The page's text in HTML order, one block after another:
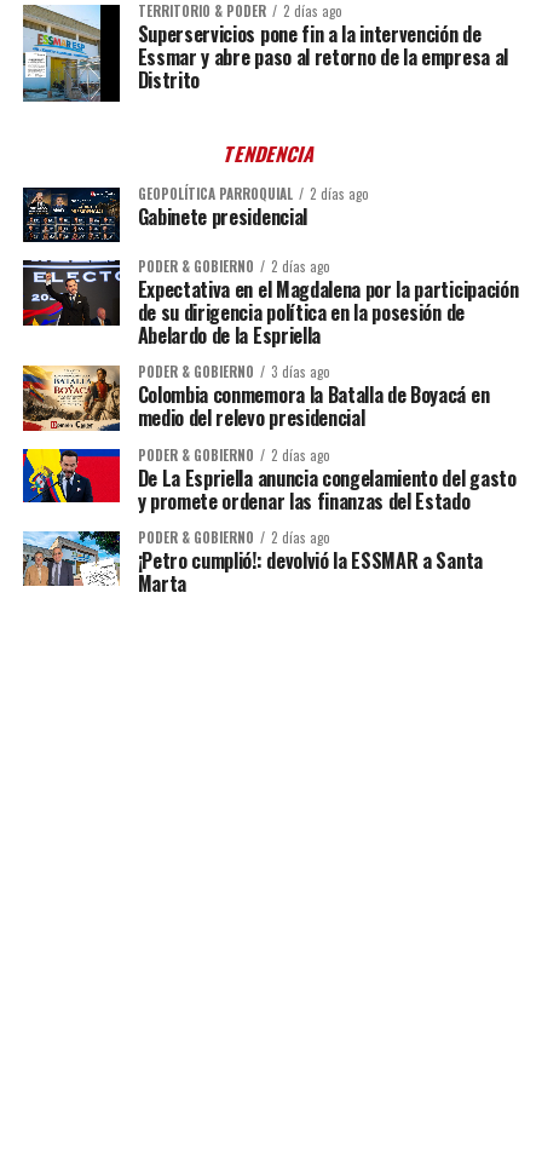
TERRITORIO & PODER 2 días ago
Superservicios pone fin a la intervención de
Essmar y abre paso al retorno de la empresa al
Distrito
TENDENCIA
GEOPOLÍTICA PARROQUIAL 2 días ago
Gabinete presidencial
PODER & GOBIERNO 2 días ago
Expectativa en el Magdalena por la participación
de su dirigencia política en la posesión de
Abelardo de la Espriella
PODER & GOBIERNO 3 días ago
Colombia conmemora la Batalla de Boyacá en
medio del relevo presidencial
PODER & GOBIERNO 2 días ago
De La Espriella anuncia congelamiento del gasto
y promete ordenar las finanzas del Estado
PODER & GOBIERNO 2 días ago
¡Petro cumplió!: devolvió la ESSMAR a Santa
Marta